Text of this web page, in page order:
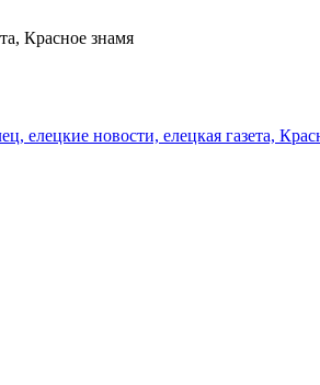
Красное знамя
елецкие новости, елецкая газета,